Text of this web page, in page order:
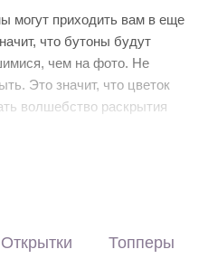
могут приходить вам в еще
что бутоны будут
чем на фото. Не
Это значит, что цветок
волшебство раскрытия
сохраняли свежесть в
Открытки Топперы